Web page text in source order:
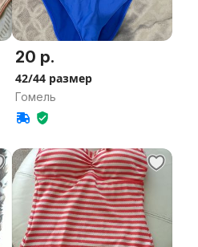
20 р.
42/44 размер
Гомель